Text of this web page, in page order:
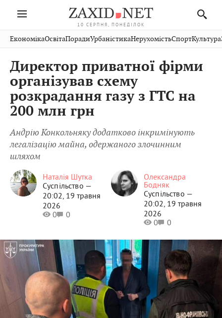
10 СЕРПНЯ, ПОНЕДІЛОК
Івано-
Франківськ
Волинь
Закарпаття
Рівне
Чернівці
Шептицький
Стрий
Хмельницький
Публікації
Авто СловкоКультура
Кіно Дім СпортКраєзнавство
Фото
тварини
ЕкономікаОсвітаПорадиУрбаністикаНерухомістьСпортКультура
Директор приватної фірми
організував схему
розкрадання газу з ГТС на
200 млн грн
Андрію Конкольняку додатково інкримінують
легалізацію майна, одержаного злочинним
шляхом
Наталія Шутка
Суспільство —
20:02, 19 травня
2026
0
0
Олександра
Бодняк
Суспільство —
20:02, 19 травня
2026
0
0